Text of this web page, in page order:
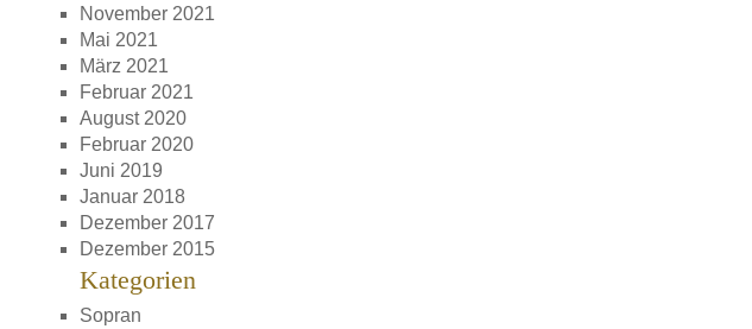
November 2021
Mai 2021
März 2021
Februar 2021
August 2020
Februar 2020
Juni 2019
Januar 2018
Dezember 2017
Dezember 2015
Kategorien
Sopran